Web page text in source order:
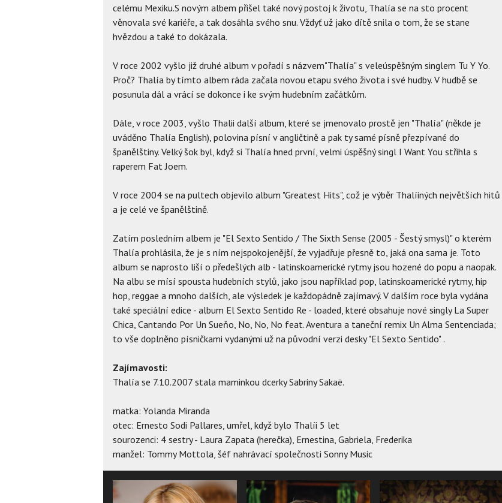
celému Mexiku.S novým albem přišel také nový postoj k životu, Thalía se na sto procent
věnovala své kariéře, a tak dosáhla svého snu. Vždyť už jako dítě snila o tom, že se stane
hvězdou a také to dokázala.
V roce 2002 vyšlo již druhé album v pořadí s názvem"Thalía" s veleúspěšným singlem Tu Y Yo.
Proč? Thalía by tímto albem ráda začala novou etapu svého života i své hudby. V hudbě se
posunula dál a vrácí se dokonce i ke svým hudebním začátkům.
Dále, v roce 2003, vyšlo Thalii další album, které se jmenovalo prostě jen "Thalía" (někde je
uváděno Thalía English), polovina písní v angličtině a pak ty samé písně přezpívané do
španělštiny. Velký šok byl, když si Thalía hned první, velmi úspěšný singl I Want You střihla s
raperem Fat Joem.
V roce 2004 se na pultech objevilo album "Greatest Hits", což je výběr Thalíiných největších hitů
a je celé ve španělštině.
Zatím posledním albem je "El Sexto Sentido / The Sixth Sense (2005 - Šestý smysl)" o kterém
Thalía prohlásila, že je s ním nejspokojenější, že vyjadřuje přesně to, jaká ona sama je. Toto
album se naprosto liší o předešlých alb - latinskoamerické rytmy jsou hozené do popu a naopak.
Na albu se mísí spousta hudebních stylů, jako jsou například pop, latinskoamerické rytmy, hip
hop, reggae a mnoho dalších, ale výsledek je každopádně zajímavý. V dalším roce byla vydána
také speciální edice - album El Sexto Sentido Re - loaded, které obsahuje nové singly La Super
Chica, Cantando Por Un Sueňo, No, No, No feat. Aventura a taneční remix Un Alma Sentenciada;
to vše doplněno písničkami vydanými už na původní verzi desky "El Sexto Sentido" .
Zajímavosti:
Thalía se 7.10.2007 stala maminkou dcerky Sabriny Sakaë.
matka: Yolanda Miranda
otec: Ernesto Sodi Pallares, umřel, když bylo Thalíi 5 let
sourozenci: 4 sestry - Laura Zapata (herečka), Ernestina, Gabriela, Frederika
manžel: Tommy Mottola, šéf nahrávací společnosti Sonny Music